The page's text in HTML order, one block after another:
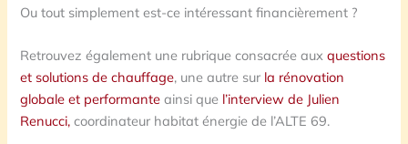
Ou tout simplement est-ce intéressant financièrement ?
Retrouvez également une rubrique consacrée auxquestions
et solutions de chauffage, une autre sur la rénovation
globale et performante ainsi que l’interview de Julien
Renucci, coordinateur habitat énergie de l’ALTE 69.